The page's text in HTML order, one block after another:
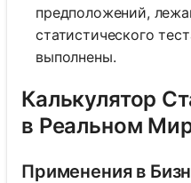
предположений,
статистического
выполнены.
Калькулятор
в Реальном
Применения в